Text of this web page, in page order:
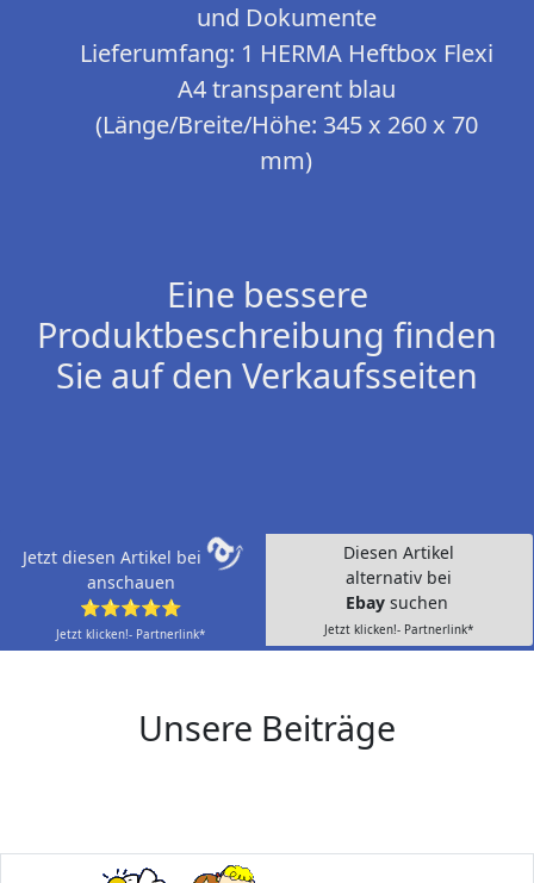
und Dokumente
Lieferumfang: 1 HERMA Heftbox Flexi
A4 transparent blau
(Länge/Breite/Höhe: 345 x 260 x 70
mm)
Eine bessere
Produktbeschreibung finden
Sie auf den Verkaufsseiten
Jetzt diesen Artikel bei
anschauen
⭐⭐⭐⭐⭐
Jetzt klicken!- Partnerlink*
Diesen Artikel
alternativ bei
Ebay suchen
Jetzt klicken!- Partnerlink*
Unsere Beiträge